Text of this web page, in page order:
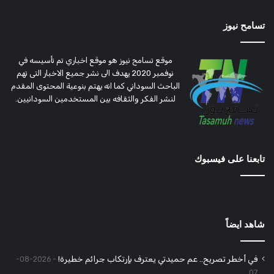
تسامح نيوز
موقع تسامح نيوز هو موقع اخباري تم تأسيسه في
نوفمبر 2020 يهدف الى نشر جميع الاخبار التى تهم
الباحث السوداني كما انه يهتم بنوعية المحتوى المقدم
لنشر الفكر والثقافه بين المستخدمين السودانيين.
تابعنا على فيسبوك
شاهد ايضاً
في أخطر تصريح.. عم حميدتي يعترف بإرتكاب جرائم خطيرة!
2026-08-